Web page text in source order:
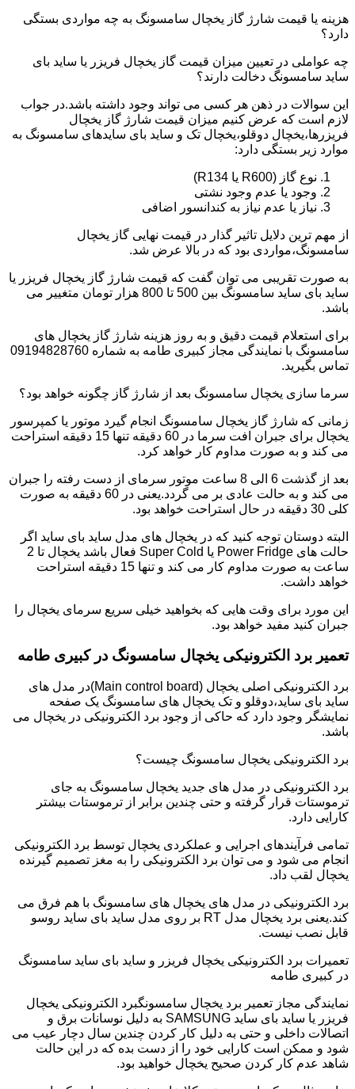
هزینه یا قیمت شارژ گاز یخچال سامسونگ به چه مواردی بستگی
دارد؟
چه عواملی در تعیین میزان قیمت گاز یخچال فریزر یا ساید بای
ساید سامسونگ دخالت دارند؟
این سوالات در ذهن هر کسی می تواند وجود داشته باشد.در جواب
لازم است که عرض کنیم میزان قیمت شارژ گاز یخچال
فریزرها،یخچال دوقلو،یخچال تک و ساید بای سایدهای سامسونگ به
موارد زیر بستگی دارد:
نوع گاز (R600 یا R134)
وجود یا عدم وجود نشتی
نیاز یا عدم نیاز به کندانسور اضافی
از مهم ترین دلایل تاثیر گذار در قیمت نهایی گاز یخچال
سامسونگ،مواردی بود که در بالا عرض شد.
به صورت تقریبی می توان گفت که قیمت شارژ گاز یخچال فریزر یا
ساید بای ساید سامسونگ بین 500 تا 800 هزار تومان متغییر می
باشد.
برای استعلام قیمت دقیق و به روز هزینه شارژ گاز یخچال های
سامسونگ با نمایندگی مجاز کبیری طامه به شماره 09194828760
تماس بگیرید.
سرما سازی یخچال سامسونگ بعد از شارژ گاز چگونه خواهد بود؟
زمانی که شارژ گاز یخچال سامسونگ انجام گیرد موتور یا کمپرسور
یخچال برای جبران افت سرما در 60 دقیقه تنها 15 دقیقه استراحت
می کند و به صورت مداوم کار خواهد کرد.
بعد از گذشت 6 الی 8 ساعت موتور سرمای از دست رفته را جبران
می کند و به حالت عادی بر می گردد.یعنی در 60 دقیقه به صورت
کلی 30 دقیقه در حال استراحت خواهد بود.
البته دوستان توجه کنید که در یخچال های مدل ساید بای ساید اگر
حالت های Power Fridge یا Super Cold فعال باشد یخچال تا 2
ساعت به صورت مداوم کار می کند و تنها 15 دقیقه استراحت
خواهد داشت.
این مورد برای وقت هایی که بخواهید خیلی سریع سرمای یخچال را
جبران کنید مفید خواهد بود.
تعمیر برد الکترونیکی یخچال سامسونگ در کبیری طامه
برد الکترونیکی اصلی یخچال (Main control board)در مدل های
ساید بای ساید،دوقلو و تک یخچال های سامسونگ یک صفحه
نمایشگر وجود دارد که حاکی از وجود برد الکترونیکی در یخچال می
باشد.
برد الکترونیکی یخچال سامسونگ چیست؟
برد الکترونیکی در مدل های جدید یخچال سامسونگ به جای
ترموستات قرار گرفته و حتی چندین برابر از ترموستات بیشتر
کارایی دارد.
تمامی فرآیندهای اجرایی و عملکردی یخچال توسط برد الکترونیکی
انجام می شود و می توان برد الکترونیکی را به مغز تصمیم گیرنده
یخچال لقب داد.
برد الکترونیکی در مدل های یخچال های سامسونگ با هم فرق می
کند.یعنی برد یخچال مدل RT بر روی مدل ساید بای ساید روسو
قابل نصب نیست.
تعمیرات برد الکترونیکی یخچال فریزر و ساید بای ساید سامسونگ
در کبیری طامه
نمایندگی مجاز تعمیر برد یخچال سامسونگبرد الکترونیکی یخچال
فریزر یا ساید بای ساید SAMSUNG به دلیل نوسانات برق و
اتصالات داخلی و حتی به دلیل کار کردن چندین سال دچار عیب می
شود و ممکن است کارایی خود را از دست بده که در این حالت
شاهد عدم کار کردن صحیح یخچال خواهید بود.